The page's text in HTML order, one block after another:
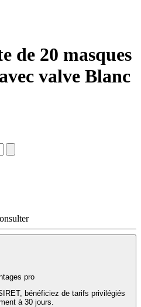
de 20 masques
valve Blanc
pro
bénéficiez de tarifs privilégiés
à 30 jours.